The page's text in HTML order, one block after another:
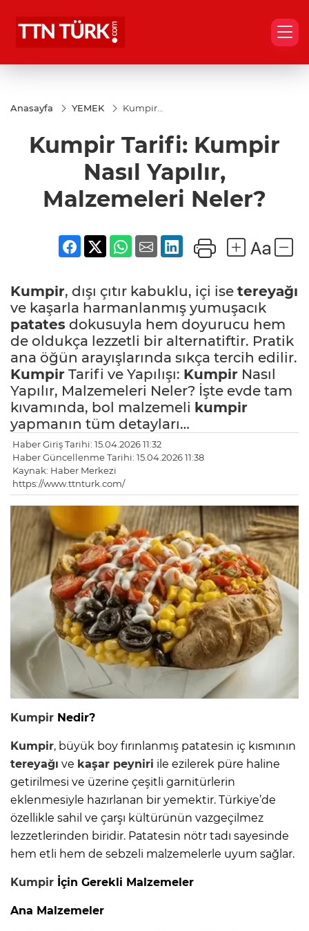
Anasayfa YEMEK
Kumpir
Nasıl Yapılır,
Malzemeleri
Neler?
Kumpir Tarifi: Kumpir
Nasıl Yapılır,
Malzemeleri Neler?
Kumpir, dışı çıtır kabuklu, içi ise tereyağı
ve kaşarla harmanlanmış yumuşacık
patates dokusuyla hem doyurucu hem
de oldukça lezzetli bir alternatiftir. Pratik
ana öğün arayışlarında sıkça tercih edilir.
Kumpir Tarifi ve Yapılışı: Kumpir Nasıl
Yapılır, Malzemeleri Neler? İşte evde tam
kıvamında, bol malzemeli kumpir
yapmanın tüm detayları…
Haber Giriş Tarihi: 15.04.2026 11:32
Haber Güncellenme Tarihi: 15.04.2026 11:38
Kaynak: Haber Merkezi
https://www.ttnturk.com/
Kumpir Nedir?
Kumpir, büyük boy fırınlanmış patatesin iç kısmının
tereyağı ve kaşar peyniri ile ezilerek püre haline
getirilmesi ve üzerine çeşitli garnitürlerin
eklenmesiyle hazırlanan bir yemektir. Türkiye’de
özellikle sahil ve çarşı kültürünün vazgeçilmez
lezzetlerinden biridir. Patatesin nötr tadı sayesinde
hem etli hem de sebzeli malzemelerle uyum sağlar.
Kumpir İçin Gerekli Malzemeler
Ana Malzemeler